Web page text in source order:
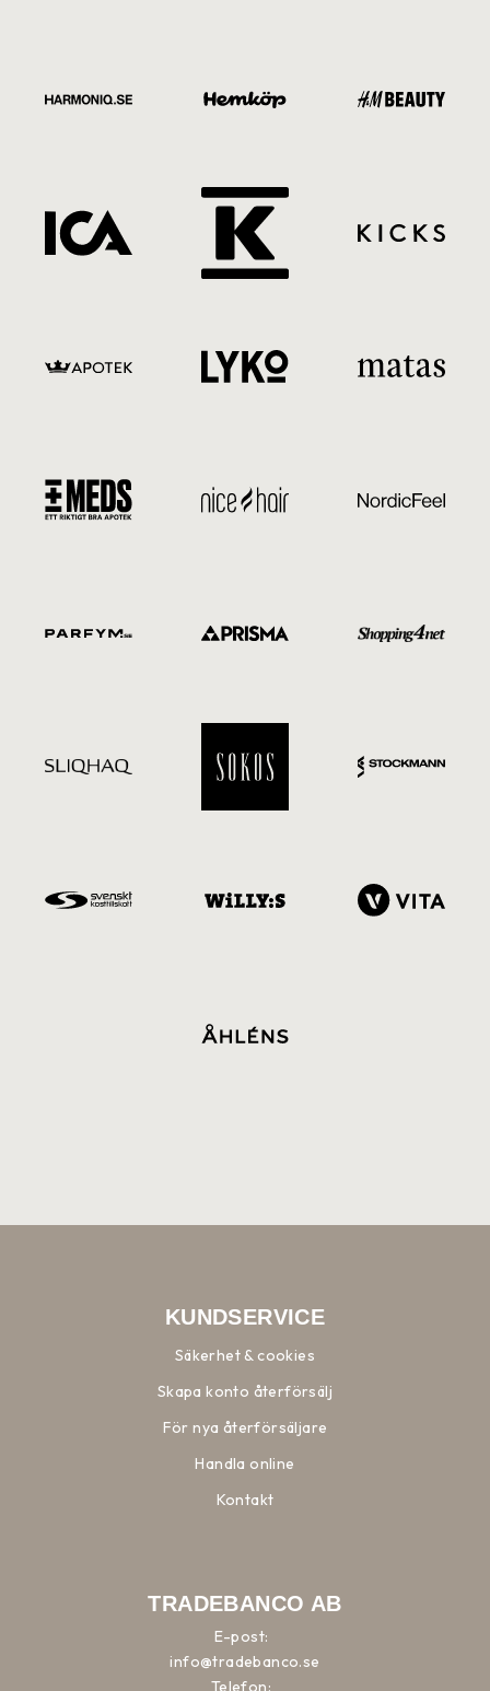
TRADEBANCO AB
E-post:
info@tradebanco.se
Telefon:
KUNDSERVICE
Säkerhet & cookies
Skapa konto återförsälj
För nya återförsäljare
Handla online
Kontakt